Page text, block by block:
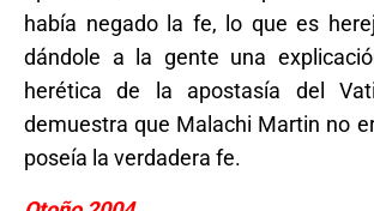
había negado la fe, lo que es
dándole a la gente una
herética de la apostasía del
demuestra que Malachi Martin no
poseía la verdadera fe.